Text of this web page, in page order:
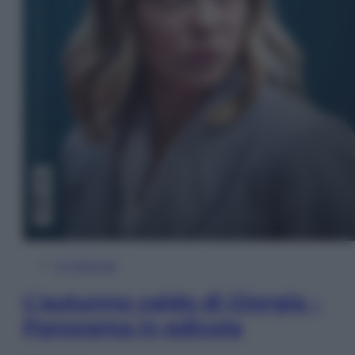
L’autunno caldo di Giorgia –